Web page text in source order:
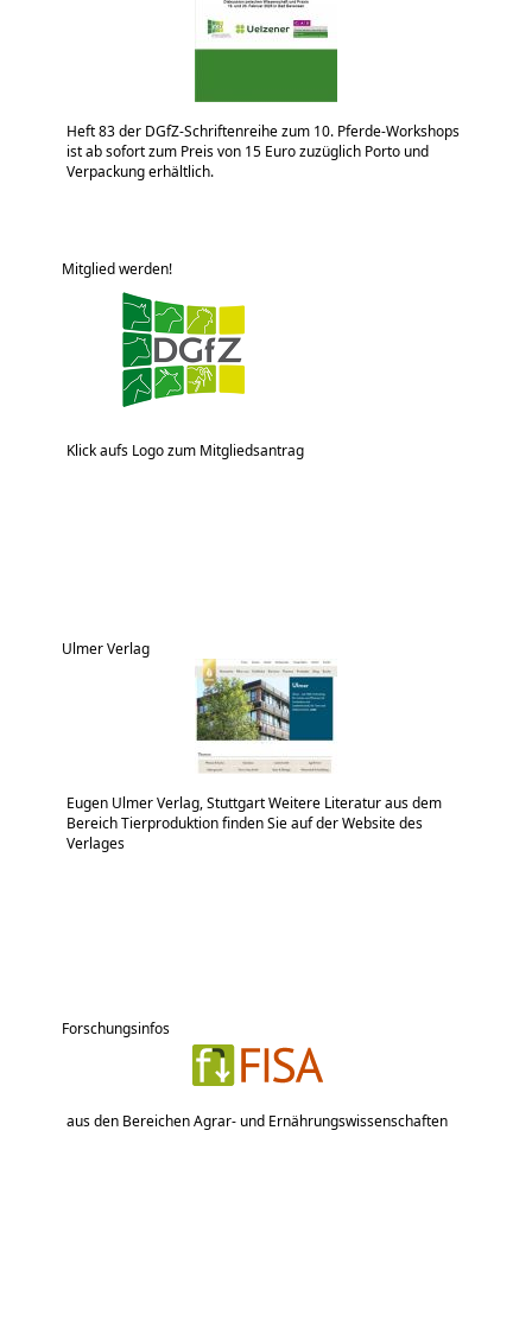
Heft 83 der DGfZ-Schriftenreihe zum 10. Pferde-Workshops
ist ab sofort zum Preis von 15 Euro zuzüglich Porto und
Verpackung erhältlich.
Mitglied werden!
Klick aufs Logo zum Mitgliedsantrag
Ulmer Verlag
Eugen Ulmer Verlag, Stuttgart Weitere Literatur aus dem
Bereich Tierproduktion finden Sie auf der Website des
Verlages
Forschungsinfos
aus den Bereichen Agrar- und Ernährungswissenschaften